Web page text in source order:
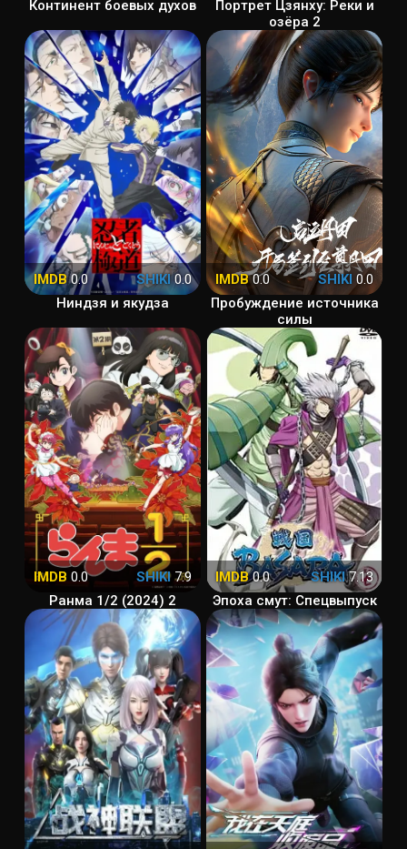
Континент боевых духов
Портрет Цзянху: Реки и
озёра 2
IMDB0.0 SHIKI0.0
Ниндзя и якудза
IMDB0.0 SHIKI 0.0
Пробуждение источника
силы
IMDB 0.0 SHIKI7.9
Ранма 1/2 (2024) 2
IMDB0.0 SHIKI7.13
Эпоха смут: Спецвыпуск